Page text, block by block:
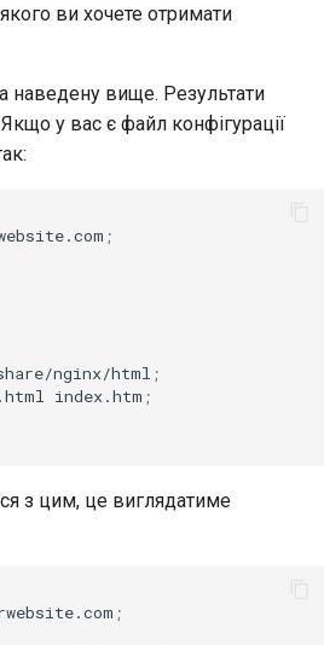
ви хочете отримати
наведену вище. Результати
у вас є файл конфігурації
;
nginx/html ;
index.htm ;
з цим, це виглядатиме
;